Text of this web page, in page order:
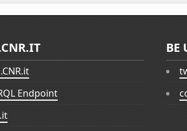
Endpoint
BE